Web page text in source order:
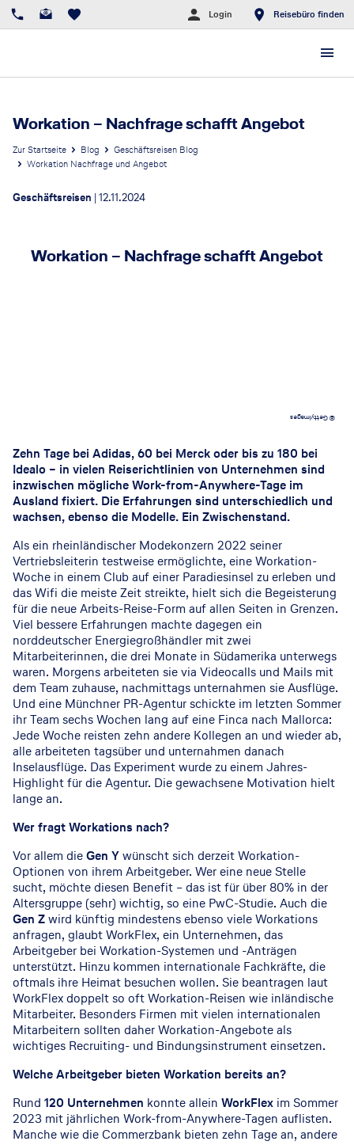
Login Reisebüro finden
Workation – Nachfrage schafft Angebot
Zur Startseite Blog
Geschäftsreisen Blog
Workation Nachfrage und Angebot
Geschäftsreisen | 12.11.2024
Workation – Nachfrage schafft Angebot
© GettyImages
Zehn Tage bei Adidas, 60 bei Merck oder bis zu 180 bei
Idealo – in vielen Reiserichtlinien von Unternehmen sind
inzwischen mögliche Work-from-Anywhere-Tage im
Ausland fixiert. Die Erfahrungen sind unterschiedlich und
wachsen, ebenso die Modelle. Ein Zwischenstand.
Als ein rheinländischer Modekonzern 2022 seiner
Vertriebsleiterin testweise ermöglichte, eine Workation-
Woche in einem Club auf einer Paradiesinsel zu erleben und
das Wifi die meiste Zeit streikte, hielt sich die Begeisterung
für die neue Arbeits-Reise-Form auf allen Seiten in Grenzen.
Viel bessere Erfahrungen machte dagegen ein
norddeutscher Energiegroßhändler mit zwei
Mitarbeiterinnen, die drei Monate in Südamerika unterwegs
waren. Morgens arbeiteten sie via Videocalls und Mails mit
dem Team zuhause, nachmittags unternahmen sie Ausflüge.
Und eine Münchner PR-Agentur schickte im letzten Sommer
ihr Team sechs Wochen lang auf eine Finca nach Mallorca:
Jede Woche reisten zehn andere Kollegen an und wieder ab,
alle arbeiteten tagsüber und unternahmen danach
Inselausflüge. Das Experiment wurde zu einem Jahres-
Highlight für die Agentur. Die gewachsene Motivation hielt
lange an.
Wer fragt Workations nach?
Vor allem dieGen Ywünscht sich derzeit Workation-
Optionen von ihrem Arbeitgeber. Wer eine neue Stelle
sucht, möchte diesen Benefit – das ist für über 80% in der
Altersgruppe (sehr) wichtig, so eine PwC-Studie. Auch die
Gen Zwird künftig mindestens ebenso viele Workations
anfragen, glaubt WorkFlex, ein Unternehmen, das
Arbeitgeber bei Workation-Systemen und -Anträgen
unterstützt. Hinzu kommen internationale Fachkräfte, die
oftmals ihre Heimat besuchen wollen. Sie beantragen laut
WorkFlex doppelt so oft Workation-Reisen wie inländische
Mitarbeiter. Besonders Firmen mit vielen internationalen
Mitarbeitern sollten daher Workation-Angebote als
wichtiges Recruiting- und Bindungsinstrument einsetzen.
Welche Arbeitgeber bieten Workation bereits an?
Rund 120 Unternehmen konnte allein WorkFlex im Sommer
2023 mit jährlichen Work-from-Anywhere-Tagen auflisten.
Manche wie die Commerzbank bieten zehn Tage an, andere